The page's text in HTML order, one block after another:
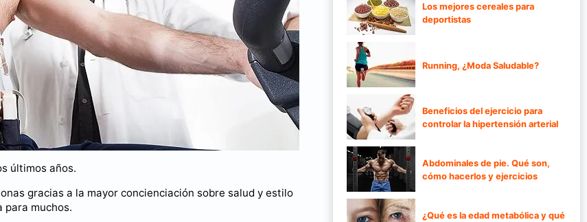
últimos años.
gracias a la mayor concienciación sobre salud y estilo
para muchos.
Los mejores cereales para
deportistas
Running, ¿Moda Saludable?
Beneficios del ejercicio para
controlar la hipertensión arterial
Abdominales de pie. Qué son,
cómo hacerlos y ejercicios
¿Qué es la edad metabólica y qué